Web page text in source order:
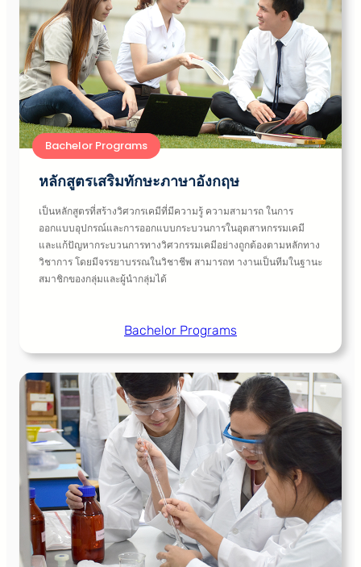
Bachelor Programs
หลักสูตรเสริมทักษะภาษาอังกฤษ
เป็นหลักสูตรที่สร้างวิศวกรเคมีที่มีความรู้ ความสามารถ ในการ
ออกแบบอุปกรณ์และการออกแบบกระบวนการในอุตสาหกรรมเคมี
และแก้ปัญหากระบวนการทางวิศวกรรมเคมีอย่างถูกต้องตามหลักทาง
วิชาการ โดยมีจรรยาบรรณในวิชาชีพ สามารถท างานเป็นทีมในฐานะ
สมาชิกของกลุ่มและผู้นำกลุ่มได้
Bachelor Programs